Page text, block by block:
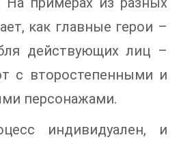
как главные герои –
действующих лиц –
с второстепенными и
персонажами.
индивидуален, и